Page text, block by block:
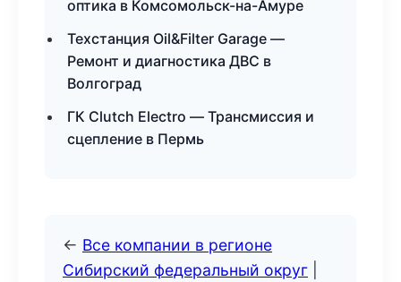
оптика в Комсомольск-на-Амуре
Техстанция Oil&Filter Garage —
Ремонт и диагностика ДВС в
Волгоград
ГК Clutch Electro — Трансмиссия и
сцепление в Пермь
← Все компании в регионе
Сибирский федеральный округ